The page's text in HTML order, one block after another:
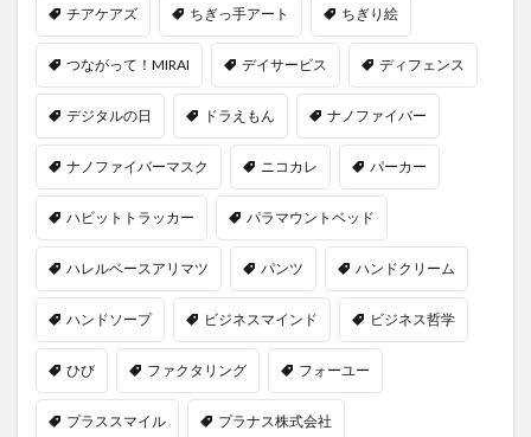
チアケアズ ちぎっ手アート ちぎり絵
つながって！MIRAI デイサービス ディフェンス
デジタルの日 ドラえもん ナノファイバー
ナノファイバーマスク ニコカレ パーカー
ハビットトラッカー パラマウントベッド
ハレルベースアリマツ パンツ ハンドクリーム
ハンドソープ ビジネスマインド ビジネス哲学
ひび ファクタリング フォーユー
プラススマイル プラナス株式会社